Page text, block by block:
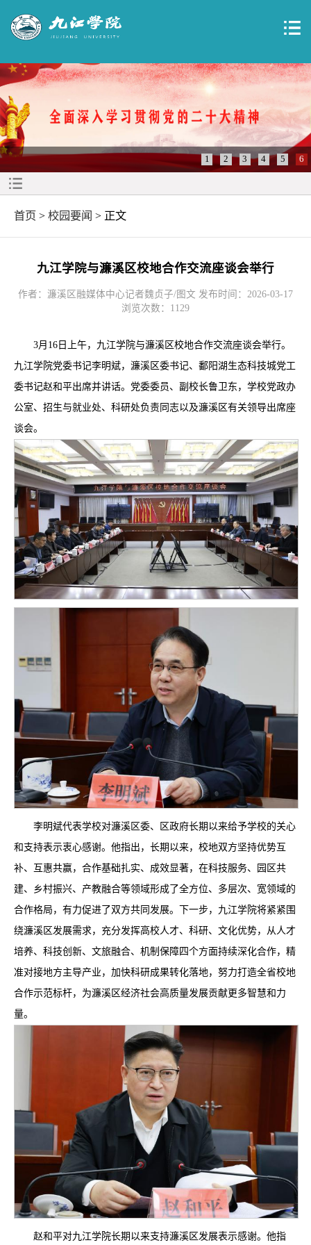
1 2 3 4 5 6
首页 > 校园要闻 > 正文
九江学院与濂溪区校地合作交流座谈会举行
作者：濂溪区融媒体中心记者魏贞子/图文 发布时间：2026-03-17
浏览次数： 1129
3月16日上午，九江学院与濂溪区校地合作交流座谈会举行。
九江学院党委书记李明斌，濂溪区委书记、鄱阳湖生态科技城党工
委书记赵和平出席并讲话。党委委员、副校长鲁卫东，学校党政办
公室、招生与就业处、科研处负责同志以及濂溪区有关领导出席座
谈会。
李明斌代表学校对濂溪区委、区政府长期以来给予学校的关心
和支持表示衷心感谢。他指出，长期以来，校地双方坚持优势互
补、互惠共赢，合作基础扎实、成效显著，在科技服务、园区共
建、乡村振兴、产教融合等领域形成了全方位、多层次、宽领域的
合作格局，有力促进了双方共同发展。下一步，九江学院将紧紧围
绕濂溪区发展需求，充分发挥高校人才、科研、文化优势，从人才
培养、科技创新、文旅融合、机制保障四个方面持续深化合作，精
准对接地方主导产业，加快科研成果转化落地，努力打造全省校地
合作示范标杆，为濂溪区经济社会高质量发展贡献更多智慧和力
量。
赵和平对九江学院长期以来支持濂溪区发展表示感谢。他指